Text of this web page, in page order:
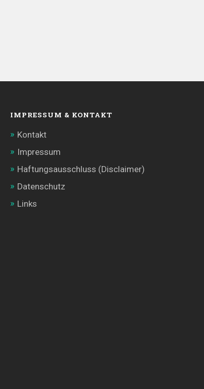
IMPRESSUM & KONTAKT
Kontakt
Impressum
Haftungsausschluss (Disclaimer)
Datenschutz
Links